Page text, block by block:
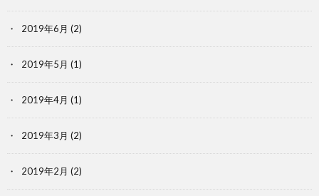
2019年6月 (2)
2019年5月 (1)
2019年4月 (1)
2019年3月 (2)
2019年2月 (2)